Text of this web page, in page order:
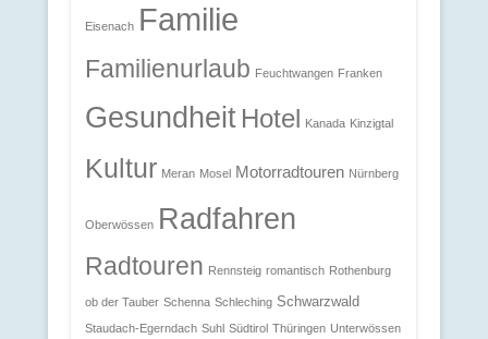
Eisenach Familie
Familienurlaub Feuchtwangen Franken
Gesundheit Hotel Kanada Kinzigtal
Kultur Meran Mosel Motorradtouren Nürnberg
Oberwössen Radfahren
Radtouren Rennsteig romantisch Rothenburg
ob der Tauber Schenna Schleching Schwarzwald
Staudach-Egerndach Suhl Südtirol Thüringen Unterwössen